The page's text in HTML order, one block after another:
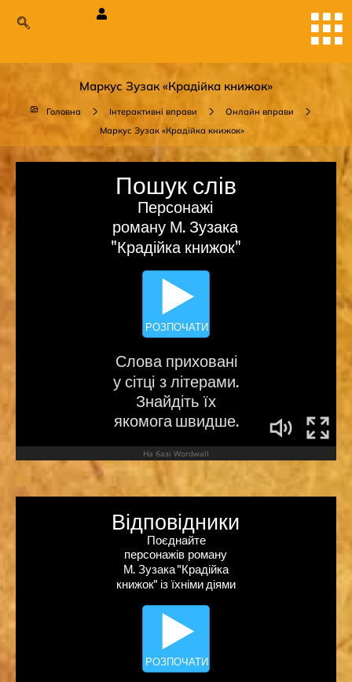
Маркус Зузак «Крадійка книжок»
Головна Інтерактивні вправи
Онлайн вправи
Маркус Зузак «Крадійка книжок»